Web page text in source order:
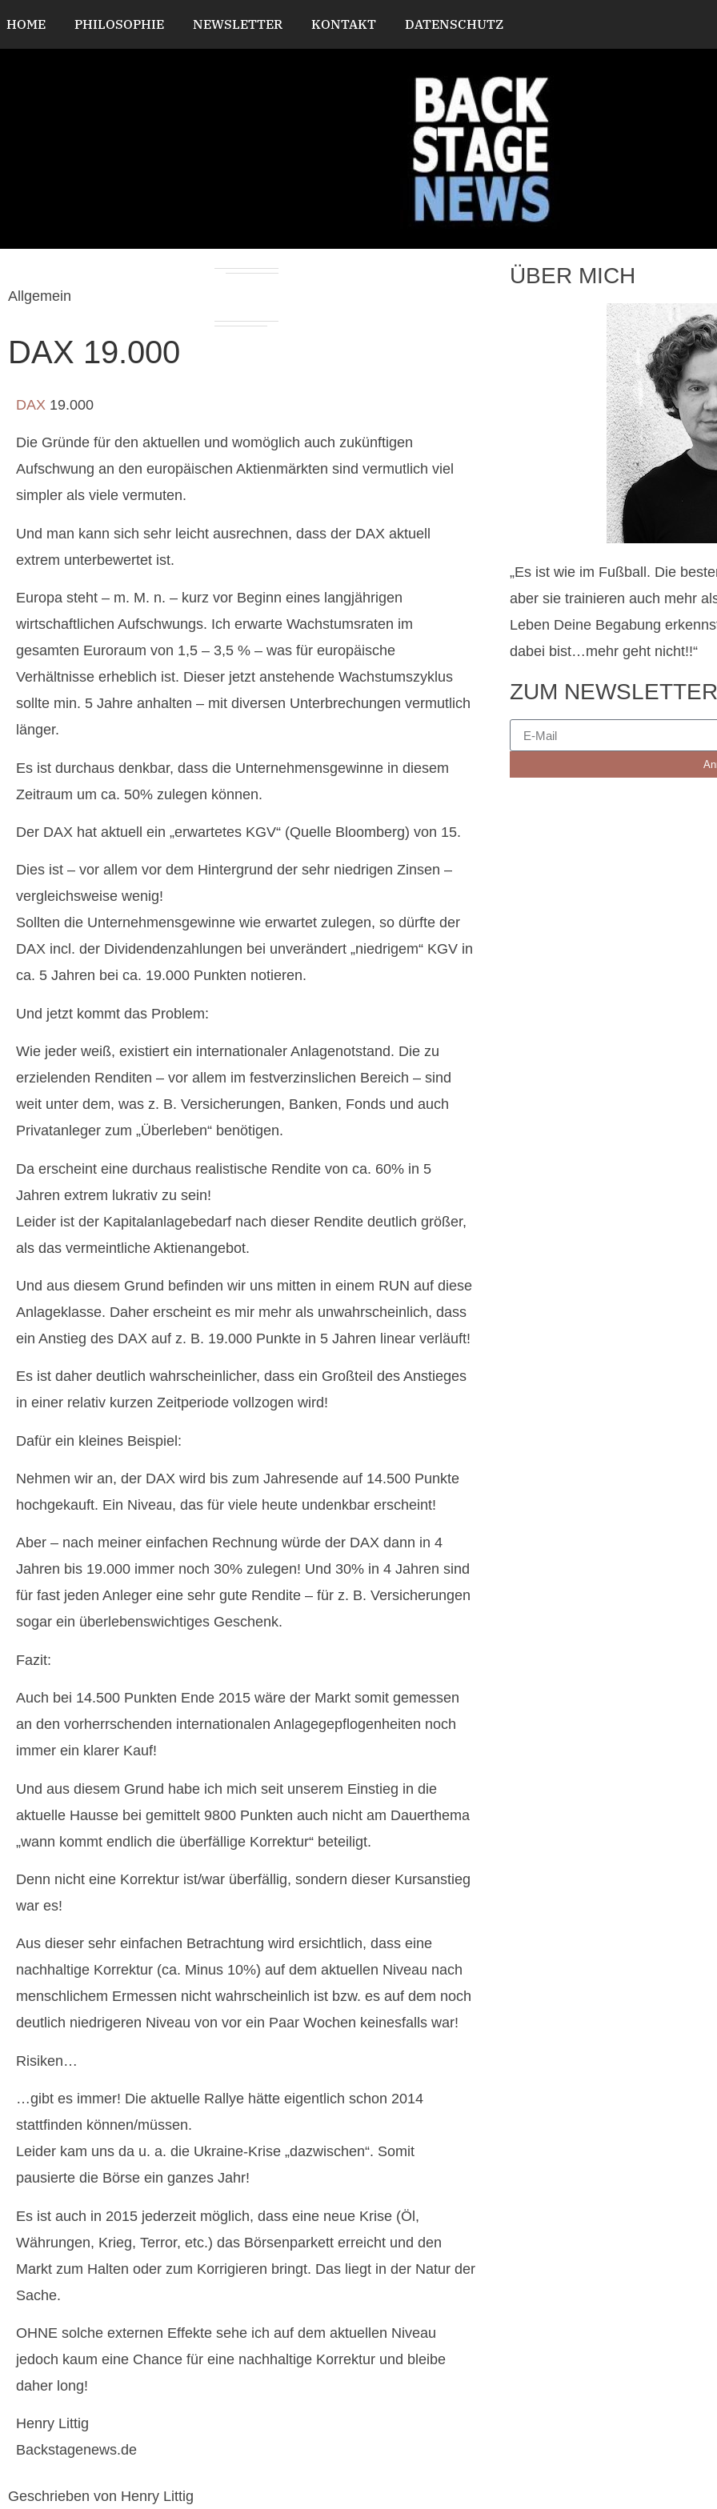
HOME PHILOSOPHIE NEWSLETTER KONTAKT DATENSCHUTZ
Allgemein
DAX 19.000
DAX 19.000
Die Gründe für den aktuellen und womöglich auch zukünftigen
Aufschwung an den europäischen Aktienmärkten sind vermutlich viel
simpler als viele vermuten.
Und man kann sich sehr leicht ausrechnen, dass der DAX aktuell
extrem unterbewertet ist.
Europa steht – m. M. n. – kurz vor Beginn eines langjährigen
wirtschaftlichen Aufschwungs. Ich erwarte Wachstumsraten im
gesamten Euroraum von 1,5 – 3,5 % – was für europäische
Verhältnisse erheblich ist. Dieser jetzt anstehende Wachstumszyklus
sollte min. 5 Jahre anhalten – mit diversen Unterbrechungen vermutlich
länger.
Es ist durchaus denkbar, dass die Unternehmensgewinne in diesem
Zeitraum um ca. 50% zulegen können.
Der DAX hat aktuell ein „erwartetes KGV“ (Quelle Bloomberg) von 15.
Dies ist – vor allem vor dem Hintergrund der sehr niedrigen Zinsen –
vergleichsweise wenig!
Sollten die Unternehmensgewinne wie erwartet zulegen, so dürfte der
DAX incl. der Dividendenzahlungen bei unverändert „niedrigem“ KGV in
ca. 5 Jahren bei ca. 19.000 Punkten notieren.
Und jetzt kommt das Problem:
Wie jeder weiß, existiert ein internationaler Anlagenotstand. Die zu
erzielenden Renditen – vor allem im festverzinslichen Bereich – sind
weit unter dem, was z. B. Versicherungen, Banken, Fonds und auch
Privatanleger zum „Überleben“ benötigen.
Da erscheint eine durchaus realistische Rendite von ca. 60% in 5
Jahren extrem lukrativ zu sein!
Leider ist der Kapitalanlagebedarf nach dieser Rendite deutlich größer,
als das vermeintliche Aktienangebot.
Und aus diesem Grund befinden wir uns mitten in einem RUN auf diese
Anlageklasse. Daher erscheint es mir mehr als unwahrscheinlich, dass
ein Anstieg des DAX auf z. B. 19.000 Punkte in 5 Jahren linear verläuft!
Es ist daher deutlich wahrscheinlicher, dass ein Großteil des Anstieges
in einer relativ kurzen Zeitperiode vollzogen wird!
Dafür ein kleines Beispiel:
Nehmen wir an, der DAX wird bis zum Jahresende auf 14.500 Punkte
hochgekauft. Ein Niveau, das für viele heute undenkbar erscheint!
Aber – nach meiner einfachen Rechnung würde der DAX dann in 4
Jahren bis 19.000 immer noch 30% zulegen! Und 30% in 4 Jahren sind
für fast jeden Anleger eine sehr gute Rendite – für z. B. Versicherungen
sogar ein überlebenswichtiges Geschenk.
Fazit:
Auch bei 14.500 Punkten Ende 2015 wäre der Markt somit gemessen
an den vorherrschenden internationalen Anlagegepflogenheiten noch
immer ein klarer Kauf!
Und aus diesem Grund habe ich mich seit unserem Einstieg in die
aktuelle Hausse bei gemittelt 9800 Punkten auch nicht am Dauerthema
„wann kommt endlich die überfällige Korrektur“ beteiligt.
Denn nicht eine Korrektur ist/war überfällig, sondern dieser Kursanstieg
war es!
Aus dieser sehr einfachen Betrachtung wird ersichtlich, dass eine
nachhaltige Korrektur (ca. Minus 10%) auf dem aktuellen Niveau nach
menschlichem Ermessen nicht wahrscheinlich ist bzw. es auf dem noch
deutlich niedrigeren Niveau von vor ein Paar Wochen keinesfalls war!
Risiken…
…gibt es immer! Die aktuelle Rallye hätte eigentlich schon 2014
stattfinden können/müssen.
Leider kam uns da u. a. die Ukraine-Krise „dazwischen“. Somit
pausierte die Börse ein ganzes Jahr!
Es ist auch in 2015 jederzeit möglich, dass eine neue Krise (Öl,
Währungen, Krieg, Terror, etc.) das Börsenparkett erreicht und den
Markt zum Halten oder zum Korrigieren bringt. Das liegt in der Natur der
Sache.
OHNE solche externen Effekte sehe ich auf dem aktuellen Niveau
jedoch kaum eine Chance für eine nachhaltige Korrektur und bleibe
daher long!
Henry Littig
Backstagenews.de
Geschrieben von Henry Littig
ÜBER MICH
„Es ist wie im Fußball. Die
aber sie trainieren auch mehr
Leben Deine Begabung
dabei bist…mehr geht nicht!!“
ZUM